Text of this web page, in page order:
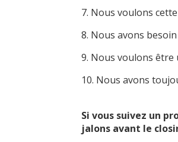
7. Nous voulons
8. Nous avons
9. Nous voulons être
10. Nous avons
Si vous suivez un
jalons avant le